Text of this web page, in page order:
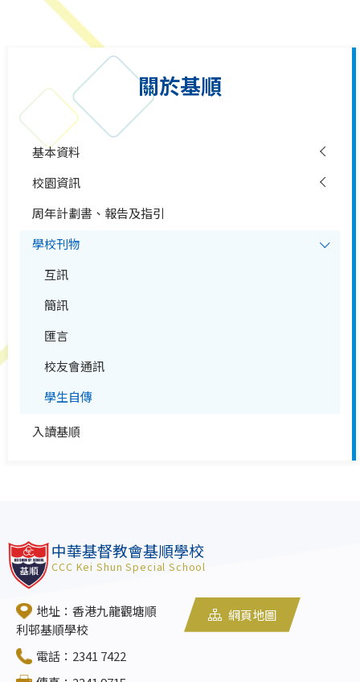
關於基順
基本資料
校園資訊
周年計劃書、報告及指引
學校刊物
互訊
簡訊
匯言
校友會通訊
學生自傳
入讀基順
中華基督教會基順學校
CCC Kei Shun Special School
地址：香港九龍觀塘順
利邨基順學校
電話：2341 7422
網頁地圖